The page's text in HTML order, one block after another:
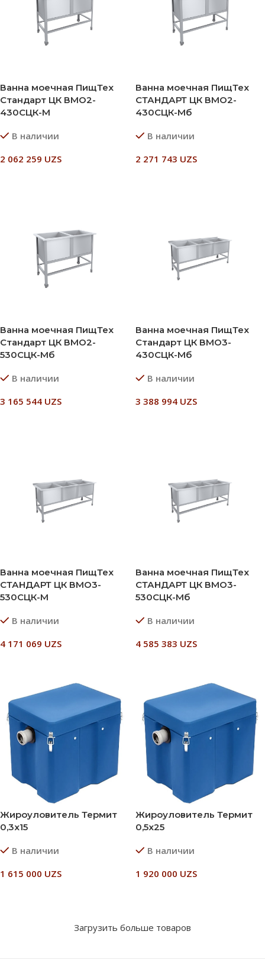
Ванна моечная ПищТех
Стандарт ЦК ВМО2-
430СЦК-М
В наличии
2 062 259 UZS
Ванна моечная ПищТех
СТАНДАРТ ЦК ВМО2-
430СЦК-Мб
В наличии
2 271 743 UZS
Ванна моечная ПищТех
Стандарт ЦК ВМО2-
530СЦК-Мб
В наличии
3 165 544 UZS
Ванна моечная ПищТех
Стандарт ЦК ВМО3-
430СЦК-Мб
В наличии
3 388 994 UZS
Ванна моечная ПищТех
СТАНДАРТ ЦК ВМО3-
530СЦК-М
В наличии
4 171 069 UZS
Ванна моечная ПищТех
СТАНДАРТ ЦК ВМО3-
530СЦК-Мб
В наличии
4 585 383 UZS
Жироуловитель Термит
0,3х15
В наличии
1 615 000 UZS
Жироуловитель Термит
0,5х25
В наличии
1 920 000 UZS
Загрузить больше товаров